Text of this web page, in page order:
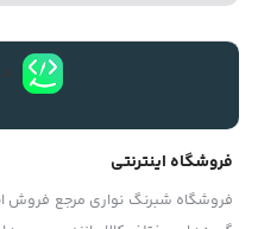
جنس طبیعی موی انسان باشد،
کسی متوجه پروتز بودن آن
کچلی و طاسی سر افراد، جنس و
قرار داده می شود. روش های
دائمی مو روی سر، از تمام روش
فروشگاه اینترنتی
فروشگاه شبرنگ نواری مرجع فروش